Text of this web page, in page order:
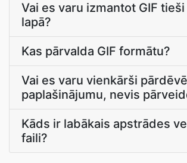
Vai es varu izmantot GIF
lapā?
Kas pārvalda GIF formātu?
Vai es varu vienkārši
paplašinājumu, nevis
Kāds ir labākais apstrādes
faili?